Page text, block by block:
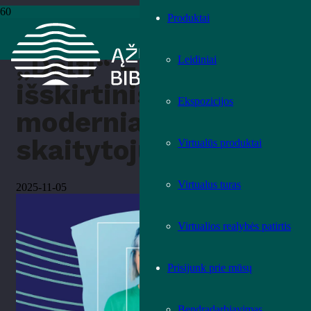
Produktai
Leidiniai
Ekspozicijos
Virtualūs produktai
Virtualus turas
Virtualios realybės patirtis
Prisijunk prie mūsų
„Delfi“ – išskirtinis turinys moderniam skaitytojui
„Delfi“ –
išskirtinis turinys
moderniam
skaitytojui
2025-11-05